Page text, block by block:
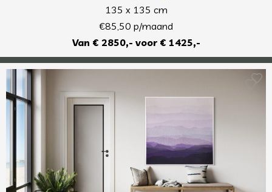
135 x 135 cm
€85,50 p/maand
Van € 2850,- voor € 1425,-